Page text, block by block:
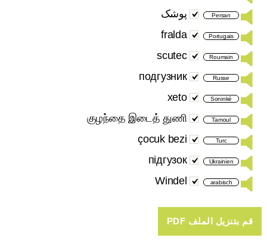
Persan پوشک
Portugais
fralda
Roumain
scutec
Russe
подгузник
Soninké
xeto
Tamoul
குழந்தை இடைத் துணி
Turc
çocuk bezi
Ukrainien
підгузок
arabisch
Windel